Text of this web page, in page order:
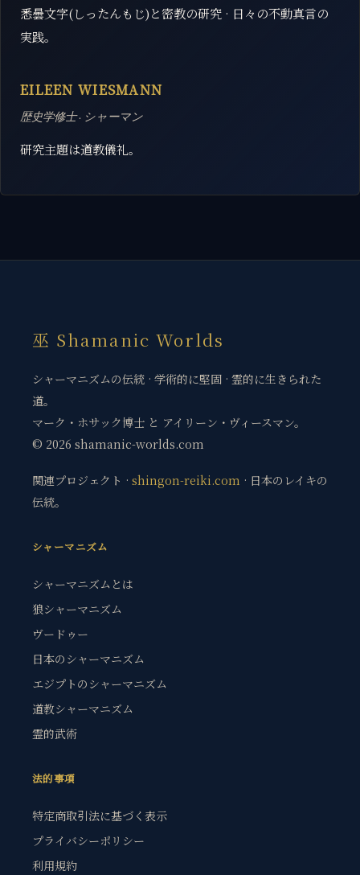
悉曇文字(しったんもじ)と密教の研究 · 日々の不動真言の
実践。
EILEEN WIESMANN
歴史学修士 · シャーマン
研究主題は道教儀礼。
巫 Shamanic Worlds
シャーマニズムの伝統 · 学術的に堅固 · 霊的に生きられた
道。
マーク・ホサック博士 と アイリーン・ヴィースマン。
© 2026 shamanic-worlds.com
関連プロジェクト · shingon-reiki.com · 日本のレイキの
伝統。
シャーマニズム
シャーマニズムとは
狼シャーマニズム
ヴードゥー
日本のシャーマニズム
エジプトのシャーマニズム
道教シャーマニズム
霊的武術
法的事項
特定商取引法に基づく表示
プライバシーポリシー
利用規約